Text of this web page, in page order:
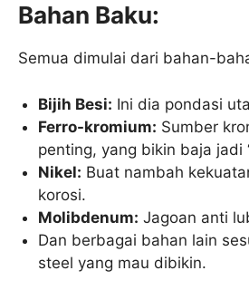
Bahan Baku:
Semua dimulai dari bahan-
Bijih Besi: Ini dia pondasi
Ferro-kromium: Sumber
penting, yang bikin baja jadi
Nikel: Buat nambah
korosi.
Molibdenum: Jagoan anti
Dan berbagai bahan lain
steel yang mau dibikin.